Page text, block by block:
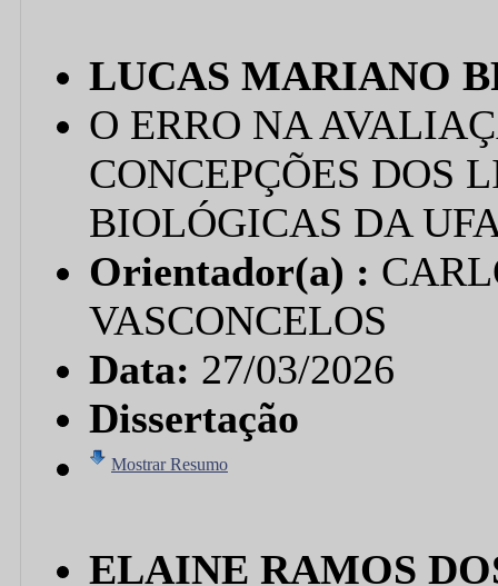
LUCAS MARIANO
O ERRO NA
CONCEPÇÕES DOS
BIOLÓGICAS DA
Orientador(a) :
VASCONCELOS
Data: 27/03/2026
Dissertação
Mostrar Resumo
ELAINE RAMOS